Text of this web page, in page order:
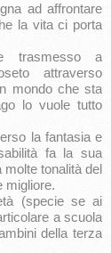
ad affrontare
la vita ci porta
trasmesso a
attraverso
mondo che sta
lo vuole tutto
la fantasia e
fa la sua
tonalità del
migliore.
(specie se ai
a scuola
della terza